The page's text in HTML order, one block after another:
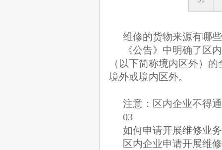
维修的货物来源有哪
《公告》中明确了区
（以下简称境内区外）
境外或境内区外。
注意：区内企业不得
03
如何申请开展维修业
区内企业申请开展维